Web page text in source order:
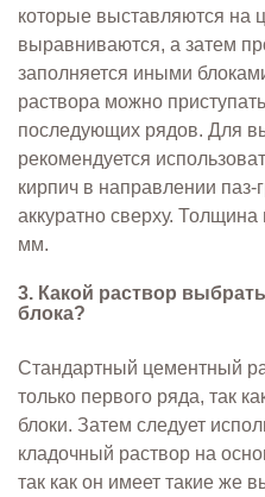
которые выставляются на
выравниваются, а затем
заполняется иными
раствора можно
последующих рядов. Для
рекомендуется
кирпич в направлении паз-
аккуратно сверху.
мм.
3. Какой раствор
блока?
Стандартный цементный
только первого ряда, так
блоки. Затем следует
кладочный раствор на
так как он имеет такие же